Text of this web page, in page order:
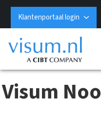
Klantenportaal login
Visum